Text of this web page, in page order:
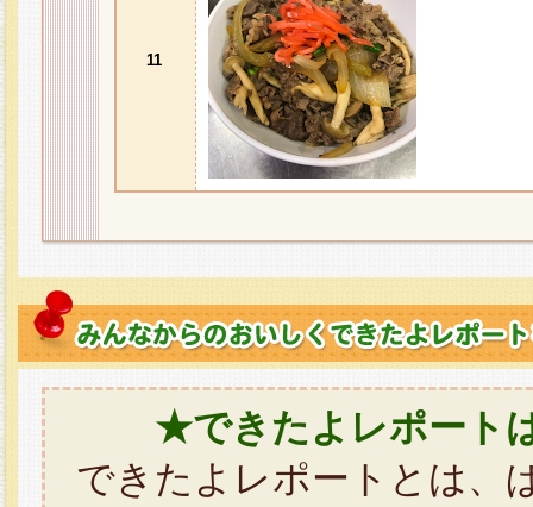
11
★できたよレポート
できたよレポートとは、